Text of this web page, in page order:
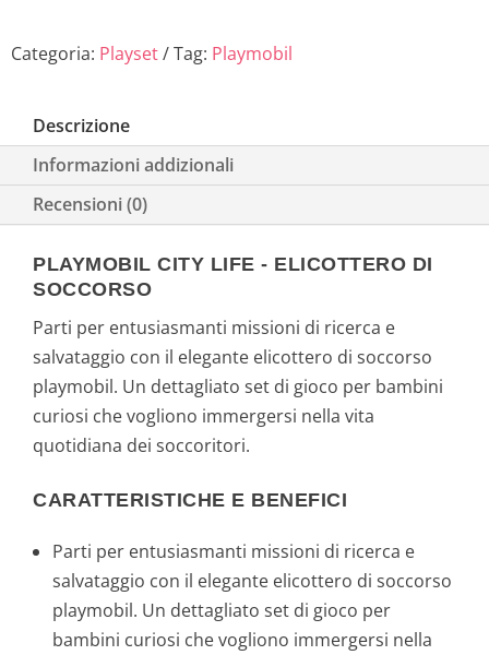
Categoria: Playset Tag: Playmobil
Descrizione
Informazioni addizionali
Recensioni (0)
PLAYMOBIL CITY LIFE - ELICOTTERO DI
SOCCORSO
Parti per entusiasmanti missioni di ricerca e
salvataggio con il elegante elicottero di soccorso
playmobil. Un dettagliato set di gioco per bambini
curiosi che vogliono immergersi nella vita
quotidiana dei soccoritori.
CARATTERISTICHE E BENEFICI
Parti per entusiasmanti missioni di ricerca e
salvataggio con il elegante elicottero di soccorso
playmobil. Un dettagliato set di gioco per
bambini curiosi che vogliono immergersi nella